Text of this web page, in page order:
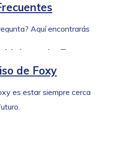
Aquí encontrarás
de Foxy
para cuidar de tu hogar.
de Foxy
es estar siempre cerca